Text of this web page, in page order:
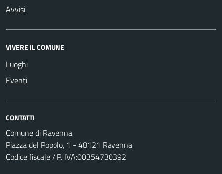
Avvisi
VIVERE IL COMUNE
Luoghi
Eventi
CONTATTI
Comune di Ravenna
Piazza del Popolo, 1 - 48121 Ravenna
Codice fiscale / P. IVA:00354730392